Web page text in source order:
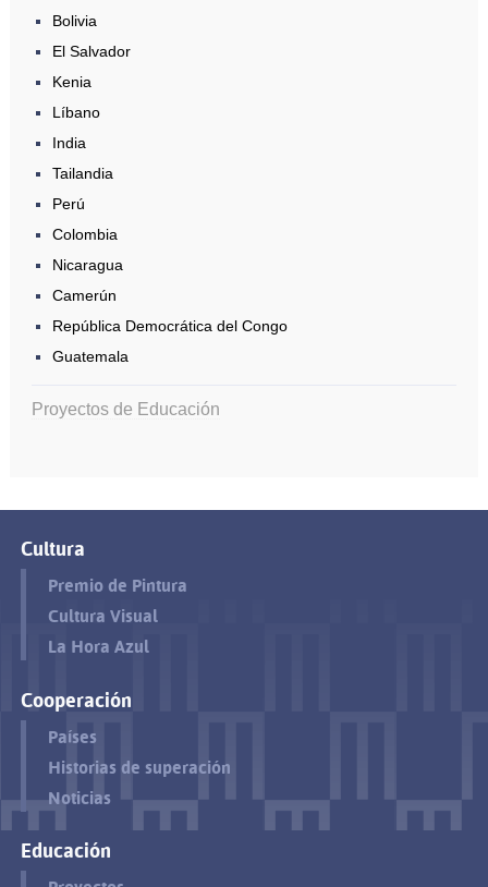
Bolivia
El Salvador
Kenia
Líbano
India
Tailandia
Perú
Colombia
Nicaragua
Camerún
República Democrática del Congo
Guatemala
Proyectos de Educación
Cultura
Premio de Pintura
Cultura Visual
La Hora Azul
Cooperación
Países
Historias de superación
Noticias
Educación